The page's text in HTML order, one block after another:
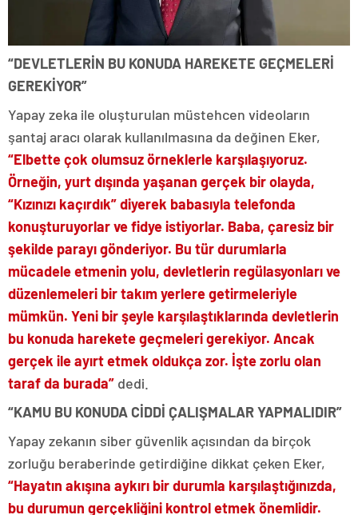
“DEVLETLERİN BU KONUDA HAREKETE GEÇMELERİ
GEREKİYOR”
Yapay zeka ile oluşturulan müstehcen videoların
şantaj aracı olarak kullanılmasına da değinen Eker,
“Elbette çok olumsuz örneklerle karşılaşıyoruz.
Örneğin, yurt dışında yaşanan gerçek bir olayda,
“Kızınızı kaçırdık” diyerek babasıyla telefonda
konuşturuyorlar ve fidye istiyorlar. Baba, çaresiz bir
şekilde parayı gönderiyor. Bu tür durumlarla
mücadele etmenin yolu, devletlerin regülasyonları ve
düzenlemeleri bir takım yerlere getirmeleriyle
mümkün. Yeni bir şeyle karşılaştıklarında devletlerin
bu konuda harekete geçmeleri gerekiyor. Ancak
gerçek ile ayırt etmek oldukça zor. İşte zorlu olan
taraf da burada” dedi.
“KAMU BU KONUDA CİDDİ ÇALIŞMALAR YAPMALIDIR”
Yapay zekanın siber güvenlik açısından da birçok
zorluğu beraberinde getirdiğine dikkat çeken Eker,
“Hayatın akışına aykırı bir durumla karşılaştığınızda,
bu durumun gerçekliğini kontrol etmek önemlidir.